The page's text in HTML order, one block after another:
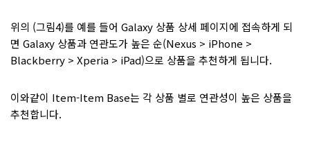
위의 (그림4)를 예를 들어 Galaxy 상품 상세 페이지에 접속하게 되
면 Galaxy 상품과 연관도가 높은 순(Nexus > iPhone >
Blackberry > Xperia > iPad)으로 상품을 추천하게 됩니다.
이와같이 Item-Item Base는 각 상품 별로 연관성이 높은 상품을
추천합니다.